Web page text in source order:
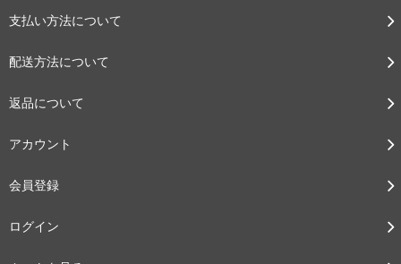
支払い方法について
配送方法について
返品について
アカウント
会員登録
ログイン